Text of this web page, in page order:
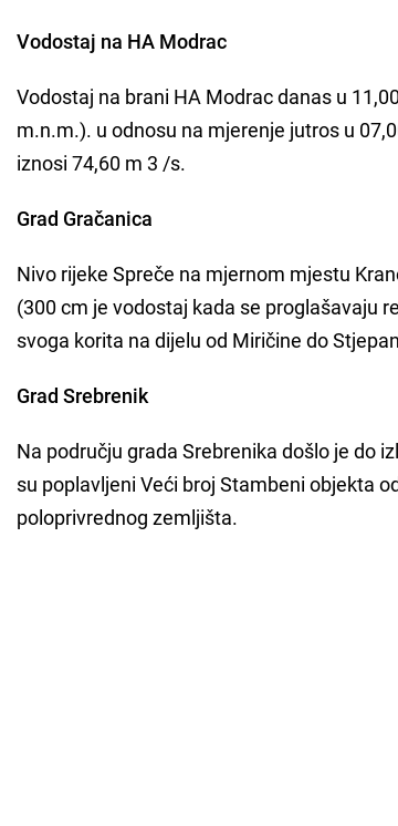
Vodostaj na HA Modrac
Vodostaj na brani HA Modrac danas u
m.n.m.). u odnosu na mjerenje jutros u
iznosi 74,60 m 3 /s.
Grad Gračanica
Nivo rijeke Spreče na mjernom mjestu
(300 cm je vodostaj kada se proglašavaju
svoga korita na dijelu od Miričine do
Grad Srebrenik
Na području grada Srebrenika došlo je do
su poplavljeni Veći broj Stambeni objekta
poloprivrednog zemljišta.